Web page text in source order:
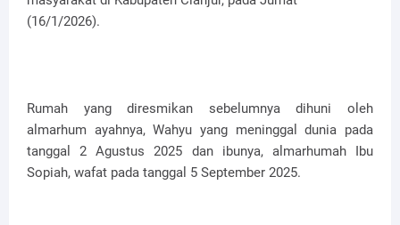
(16/1/2026).
Rumah yang diresmikan sebelumnya dihuni oleh
almarhum ayahnya, Wahyu yang meninggal dunia pada
tanggal 2 Agustus 2025 dan ibunya, almarhumah Ibu
Sopiah, wafat pada tanggal 5 September 2025.